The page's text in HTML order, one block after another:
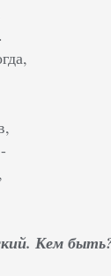
Кем